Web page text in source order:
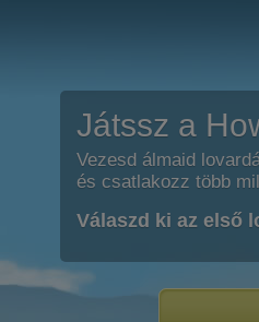
Játssz a
Vezesd álmaid
és csatlakozz több
Válaszd ki az első